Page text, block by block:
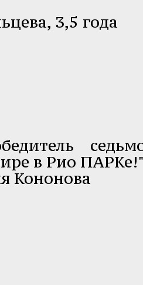
3,5 года
в Рио
Кононова